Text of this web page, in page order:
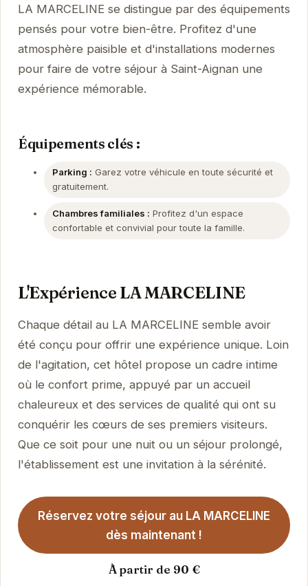
LA MARCELINE se distingue par des équipements
pensés pour votre bien-être. Profitez d'une
atmosphère paisible et d'installations modernes
pour faire de votre séjour à Saint-Aignan une
expérience mémorable.
Équipements clés :
Parking : Garez votre véhicule en toute sécurité et
gratuitement.
Chambres familiales : Profitez d'un espace
confortable et convivial pour toute la famille.
L'Expérience LA MARCELINE
Chaque détail au LA MARCELINE semble avoir
été conçu pour offrir une expérience unique. Loin
de l'agitation, cet hôtel propose un cadre intime
où le confort prime, appuyé par un accueil
chaleureux et des services de qualité qui ont su
conquérir les cœurs de ses premiers visiteurs.
Que ce soit pour une nuit ou un séjour prolongé,
l'établissement est une invitation à la sérénité.
Réservez votre séjour au LA MARCELINE
dès maintenant !
À partir de 90 €